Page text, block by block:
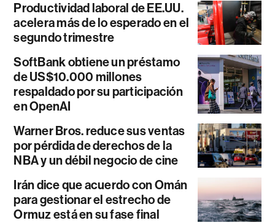
Productividad laboral de EE.UU.
acelera más de lo esperado en el
segundo trimestre
SoftBank obtiene un préstamo
de US$10.000 millones
respaldado por su participación
en OpenAI
Warner Bros. reduce sus ventas
por pérdida de derechos de la
NBA y un débil negocio de cine
Irán dice que acuerdo con Omán
para gestionar el estrecho de
Ormuz está en su fase final